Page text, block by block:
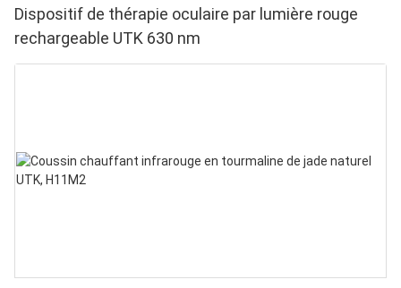
Dispositif de thérapie oculaire par lumière rouge
rechargeable UTK 630 nm